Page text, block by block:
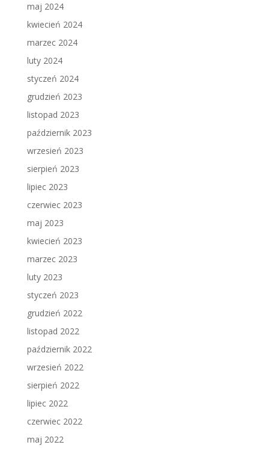
maj 2024
kwiecień 2024
marzec 2024
luty 2024
styczeń 2024
grudzień 2023
listopad 2023
październik 2023
wrzesień 2023
sierpień 2023
lipiec 2023
czerwiec 2023
maj 2023
kwiecień 2023
marzec 2023
luty 2023
styczeń 2023
grudzień 2022
listopad 2022
październik 2022
wrzesień 2022
sierpień 2022
lipiec 2022
czerwiec 2022
maj 2022